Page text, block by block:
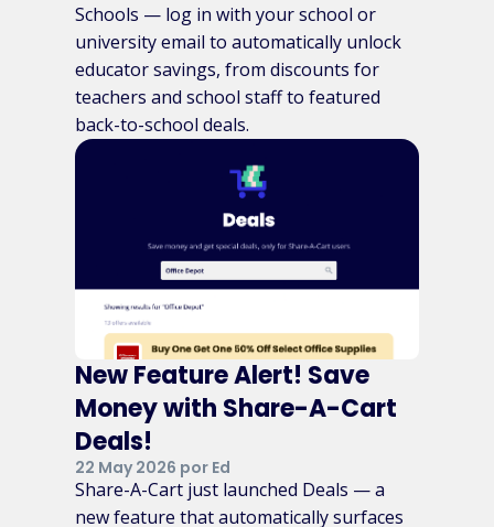
Schools — log in with your school or
university email to automatically unlock
educator savings, from discounts for
teachers and school staff to featured
back-to-school deals.
New Feature Alert! Save
Money with Share-A-Cart
Deals!
22 May 2026 por Ed
Share-A-Cart just launched Deals — a
new feature that automatically surfaces